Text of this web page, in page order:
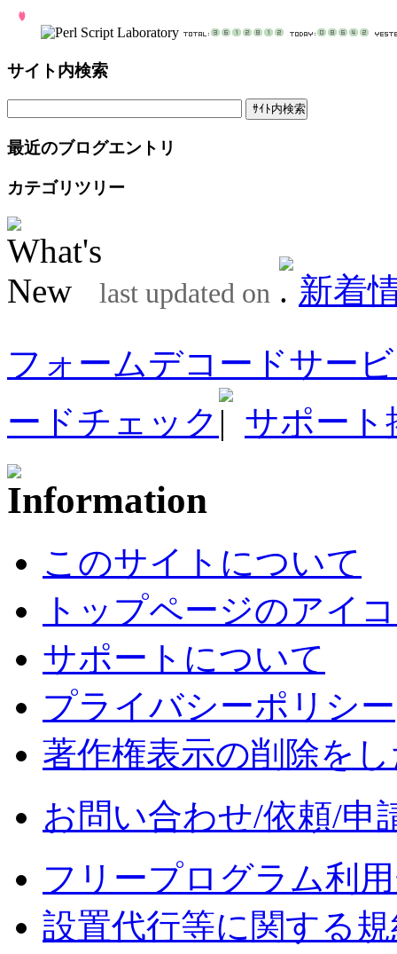
サイト内検索
最近のブログエントリ
カテゴリツリー
last updated on
新着
フォームデコードサー
ードチェック
サポート
このサイトについて
トップページのアイ
サポートについて
プライバシーポリシー
著作権表示の削除を
お問い合わせ/依頼/申
フリープログラム利
設置代行等に関する